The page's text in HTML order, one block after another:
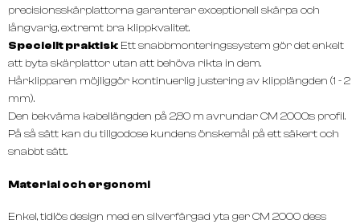
precisionsskärplattorna garanterar exceptionell skärpa och
långvarig, extremt bra klippkvalitet.
Speciellt praktisk: Ett snabbmonteringssystem gör det enkelt
att byta skärplattor utan att behöva rikta in dem.
Hårklipparen möjliggör kontinuerlig justering av klipplängden (1 - 2
mm).
Den bekväma kabellängden på 2,80 m avrundar CM 2000:s profil.
På så sätt kan du tillgodose kundens önskemål på ett säkert och
snabbt sätt.
Material och ergonomi
Enkel, tidlös design med en silverfärgad yta ger CM 2000 dess